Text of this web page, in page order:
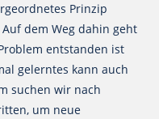
Prinzip
dem Weg dahin geht
entstanden ist
gelerntes kann auch
suchen wir nach
um neue